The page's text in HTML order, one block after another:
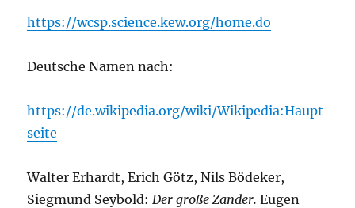
https://wcsp.science.kew.org/home.do
Deutsche Namen nach:
https://de.wikipedia.org/wiki/Wikipedia:Haupt
seite
Walter Erhardt, Erich Götz, Nils Bödeker,
Siegmund Seybold: Der große Zander. Eugen